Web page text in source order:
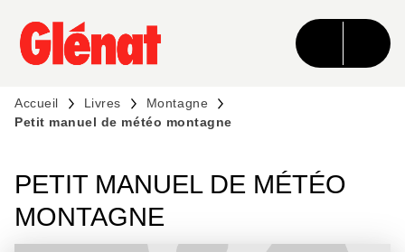
MENU RECHERCHE CONTENU
PIED DE PAGE
Accueil Livres
Montagne
Petit manuel de météo montagne
PETIT MANUEL DE MÉTÉO
MONTAGNE